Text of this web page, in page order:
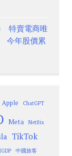
特賣電商唯
今年股價累
Apple ChatGPT
Meta Netflix
TikTok
中國旅客